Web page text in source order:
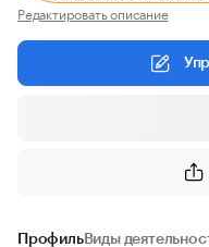
Редактировать описание
ПрофильВиды